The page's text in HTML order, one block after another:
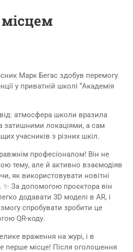
місцем
Марк Бегас здобув перемогу
у приватній школі “Академія
атмосфера школи вразила
затишними локаціями, а сам
учасників з різних шкіл.
професіоналом! Він не
тему, але й активно взаємодіяв
як використовувати новітні
✨ За допомогою проєктора він
додавати 3D моделі в AR, і
спробувати зробити це
QR-коду.
враження на журі, і в
перше місце! Після оголошення